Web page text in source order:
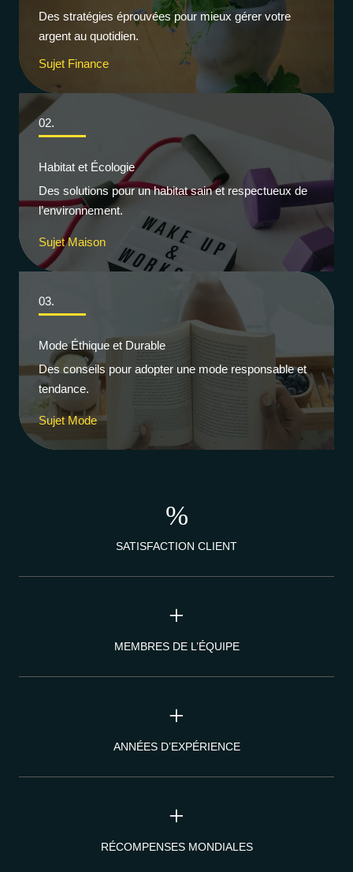
Des stratégies éprouvées pour mieux gérer votre
argent au quotidien.
Sujet Finance
02.
Habitat et Écologie
Des solutions pour un habitat sain et respectueux de
l’environnement.
Sujet Maison
03.
Mode Éthique et Durable
Des conseils pour adopter une mode responsable et
tendance.
Sujet Mode
%
SATISFACTION CLIENT
+
MEMBRES DE L’ÉQUIPE
+
ANNÉES D’EXPÉRIENCE
+
RÉCOMPENSES MONDIALES